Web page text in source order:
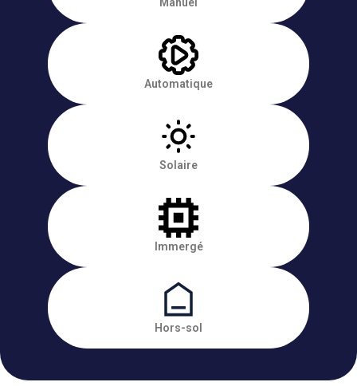
Automatique
Solaire
Immergé
Hors-sol